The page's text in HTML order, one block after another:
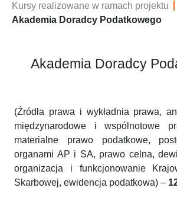
Kursy realizowane w ramach projektu
Akademia Doradcy Podatkowego
Akademia Doradcy
(Źródła prawa i wykładnia prawa,
międzynarodowe i wspólnotowe
materialne prawo podatkowe,
organami AP i SA, prawo celna,
organizacja i funkcjonowanie
Skarbowej, ewidencja podatkowa) –